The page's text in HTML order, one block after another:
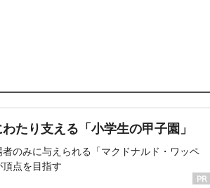
たり支える「小学生の甲子園」
のみに与えられる「マクドナルド・ワッペ
点を目指す